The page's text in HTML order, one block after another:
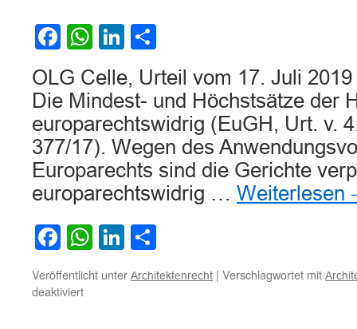
Facebook
WhatsApp
LinkedIn
OLG Celle, Urteil vom 17. Juli
Die Mindest- und Höchstsätze der
europarechtswidrig (EuGH, Urt. v.
377/17). Wegen des
Europarechts sind die Gerichte
europarechtswidrig … Weiterlesen
Facebook
WhatsApp
LinkedIn
Veröffentlicht unter Architektenrecht | Verschlagwortet mit
deaktiviertfür